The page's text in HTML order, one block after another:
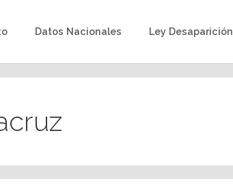
Datos Nacionales Ley Desaparición